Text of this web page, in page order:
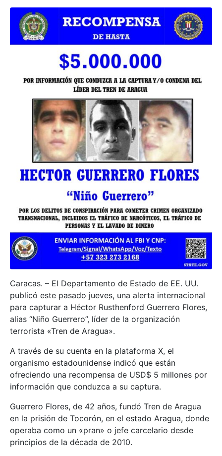
Caracas. – El Departamento de Estado de EE. UU.
publicó este pasado jueves, una alerta internacional
para capturar a Héctor Rusthenford Guerrero Flores,
alias “Niño Guerrero”, líder de la organización
terrorista «Tren de Aragua».
A través de su cuenta en la plataforma X, el
organismo estadounidense indicó que están
ofreciendo una recompensa de USD$ 5 millones por
información que conduzca a su captura.
Guerrero Flores, de 42 años, fundó Tren de Aragua
en la prisión de Tocorón, en el estado Aragua, donde
operaba como un «pran» o jefe carcelario desde
principios de la década de 2010.